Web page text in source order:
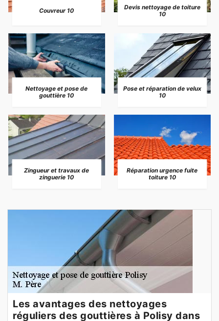
Couvreur 10
Devis nettoyage de toiture
10
Nettoyage et pose de
gouttière 10
Pose et réparation de velux
10
Zingueur et travaux de
zinguerie 10
Réparation urgence fuite
toiture 10
Les avantages des nettoyages
réguliers des gouttières à Polisy dans